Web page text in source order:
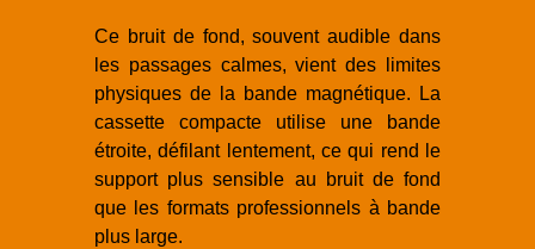
Ce bruit de fond, souvent audible dans
les passages calmes, vient des limites
physiques de la bande magnétique. La
cassette compacte utilise une bande
étroite, défilant lentement, ce qui rend le
support plus sensible au bruit de fond
que les formats professionnels à bande
plus large.